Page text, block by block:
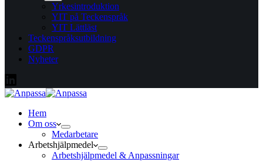
Yrkesintroduktion
YIT på Teckenspråk
YIT Lättläst
Teckenspråksutbildning
GDPR
Nyheter
Hem
Om oss
Medarbetare
Arbetshjälpmedel
Arbetshjälpmedel & Anpassningar